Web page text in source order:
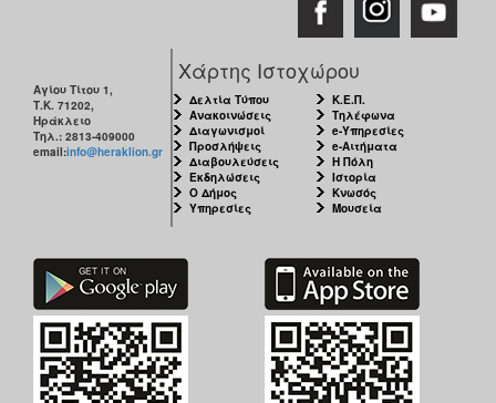
Αγίου Τίτου 1,
Τ.Κ. 71202,
Ηράκλειο
Τηλ.: 2813-409000
email:info@heraklion.gr
Χάρτης Ιστοχώρου
Δελτία Τύπου
Ανακοινώσεις
Διαγωνισμοί
Προσλήψεις
Διαβουλεύσεις
Εκδηλώσεις
Ο Δήμος
Υπηρεσίες
Κ.Ε.Π.
Τηλέφωνα
e-Υπηρεσίες
e-Αιτήματα
Η Πόλη
Ιστορία
Κνωσός
Μουσεία